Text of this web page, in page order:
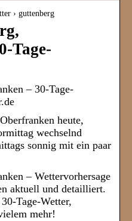
› guttenberg
Tage-
– 30-Tage-
heute,
wechselnd
sonnig mit ein paar
– Wettervorhersage
aktuell und detailliert.
Tage-Wetter,
mehr!